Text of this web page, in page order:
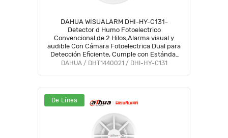
DAHUA WISUALARM DHI-HY-C131-
Detector d Humo Fotoelectrico
Convencional de 2 Hilos,Alarma visual y
audible Con Cámara Fotoelectrica Dual para
Detección Eficiente, Cumple con Estándar
54-7:2018,Algoritmo BLC d Ajuste
DAHUA / DHT1440021 / DHI-HY-C131
De Línea